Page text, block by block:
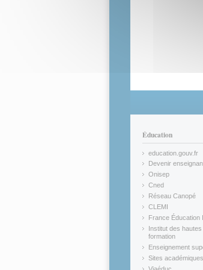
Éducation
education.gouv.fr
(link is external)
Devenir
(link is external)
Onisep
(link is external)
Cned
(link is external)
Réseau Canopé
(link is external)
CLEMI
(link is external)
France Éducation
(link is external)
Institut des
formation
(link is external)
Enseignement
(link is external)
Sites académiques
(link is external)